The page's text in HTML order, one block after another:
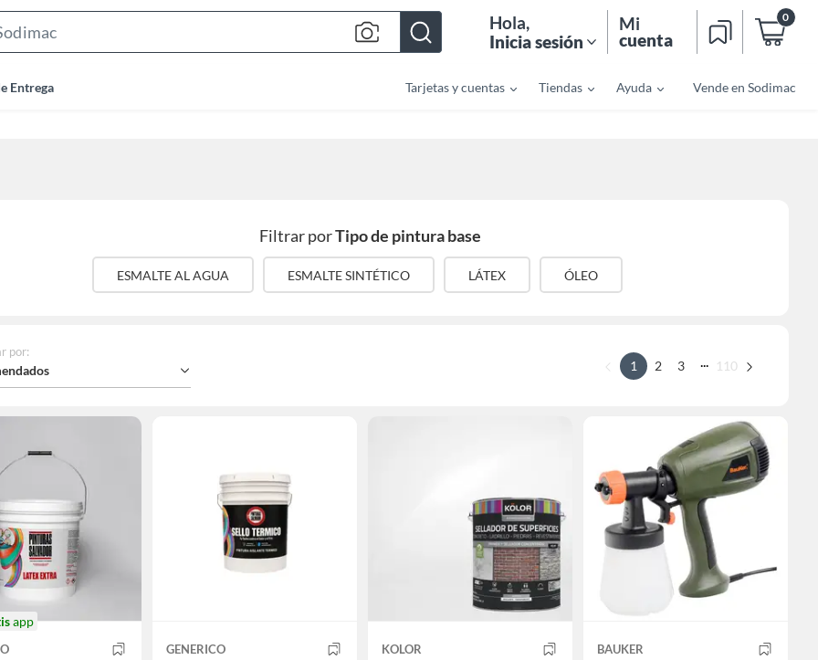
Bar
Hola,
Inicia sesión
Mi
cuenta
0
Entrega Tarjetas y cuentas Tiendas Ayuda Vende en Sodimac
Filtrar porTipo de pintura base
ESMALTE AL AGUA ESMALTE SINTÉTICO LÁTEX ÓLEO
por:
1 2 3 ... 110
app
GENERICO KOLOR BAUKER